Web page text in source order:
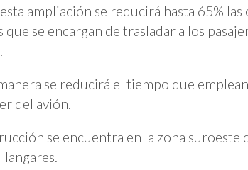
ampliación se reducirá hasta 65%
que se encargan de trasladar a los
se reducirá el tiempo que
del avión.
se encuentra en la zona suroeste